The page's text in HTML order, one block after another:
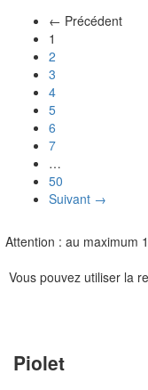
← Précédent
1
2
3
4
5
6
7
…
50
Suivant →
Attention : au maximum
Vous pouvez utiliser la
Piolet